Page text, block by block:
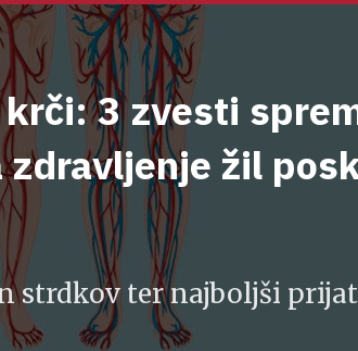
3 zvesti
zdravljenje žil
strdkov ter najboljši